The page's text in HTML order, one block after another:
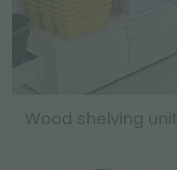
Wood shelving